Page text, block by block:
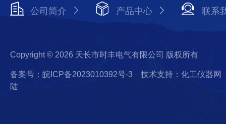
公司简介 产品中心 联系
Copyright © 2026 天长市时丰电气有限公司 版权所有
备案号：皖ICP备2023010392号-3
技术支持：化工仪器网
陆